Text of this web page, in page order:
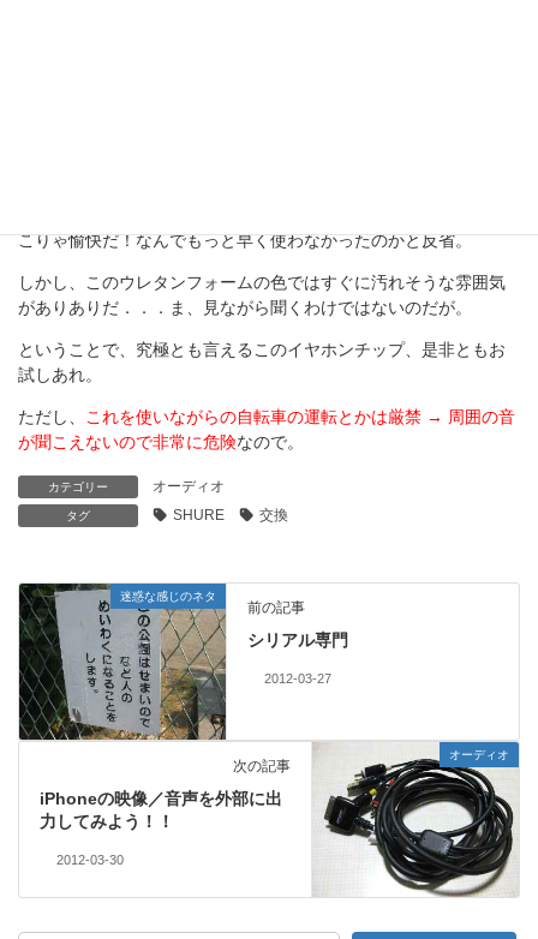
こりゃ愉快だ！なんでもっと早く使わなかったのかと反省。
しかし、このウレタンフォームの色ではすぐに汚れそうな雰囲気
がありありだ．．．ま、見ながら聞くわけではないのだが。
ということで、究極とも言えるこのイヤホンチップ、是非ともお
試しあれ。
ただし、 これを使いながらの自転車の運転とかは厳禁 → 周囲の音
が聞こえないので非常に危険なので。
カテゴリー オーディオ
タグ SHURE 交換
迷惑な感じのネタ
前の記事
シリアル専門
2012-03-27
オーディオ
次の記事
iPhoneの映像／音声を外部に出
力してみよう！！
2012-03-30